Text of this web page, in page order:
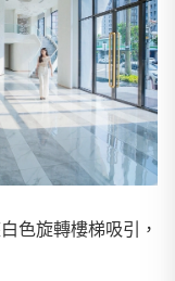
色旋轉樓梯吸引，